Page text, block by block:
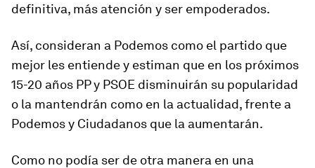
definitiva, más atención y ser empoderados.
Así, consideran a Podemos como el partido que
mejor les entiende y estiman que en los próximos
15-20 años PP y PSOE disminuirán su popularidad
o la mantendrán como en la actualidad, frente a
Podemos y Ciudadanos que la aumentarán.
Como no podía ser de otra manera en una